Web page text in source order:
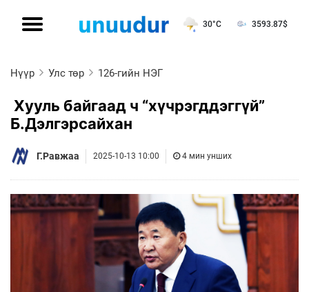
30°C 3593.87$
Нүүр Улс төр 126-гийн НЭГ
Хууль байгаад ч “хүчрэгддэггүй”
Б.Дэлгэрсайхан
Г.Равжаа 2025-10-13 10:00 4 мин унших